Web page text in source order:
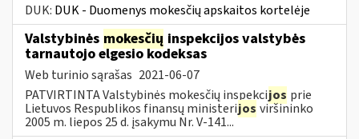
DUK: DUK - Duomenys mokesčių apskaitos kortelėje
Valstybinės mokesčių inspekcijos valstybės
tarnautojo elgesio kodeksas
Web turinio sąrašas 2021-06-07
PATVIRTINTA Valstybinės mokesčių inspekcijos prie
Lietuvos Respublikos finansų ministerijos viršininko
2005 m. liepos 25 d. įsakymu Nr. V-141...